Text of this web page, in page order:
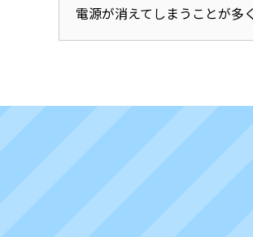
電源が消えてしまうことが多